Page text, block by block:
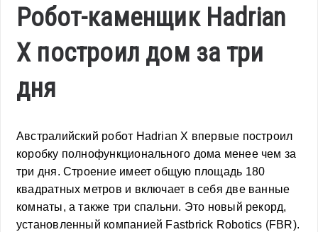
Робот-каменщик Hadrian
X построил дом за три
дня
Австралийский робот Hadrian X впервые построил
коробку полнофункционального дома менее чем за
три дня. Строение имеет общую площадь 180
квадратных метров и включает в себя две ванные
комнаты, а также три спальни. Это новый рекорд,
установленный компанией Fastbrick Robotics (FBR).